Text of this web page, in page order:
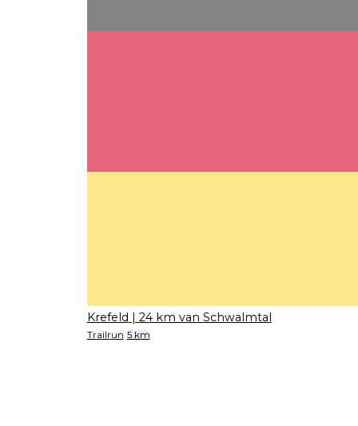
Krefeld | 24 km van Schwalmtal
Trailrun 5 km